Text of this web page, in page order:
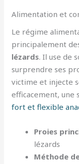
Alimentation et
Le régime
principalement
lézards. Il use de
surprendre ses
victime et injecte
efficacement, une
fort et flexible
Proies
lézards
Méthode